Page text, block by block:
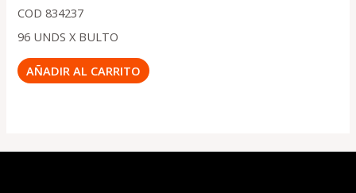
COD 834237
96 UNDS X BULTO
AÑADIR AL CARRITO